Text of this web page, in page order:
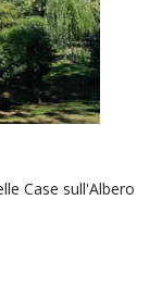
Case sull'Albero